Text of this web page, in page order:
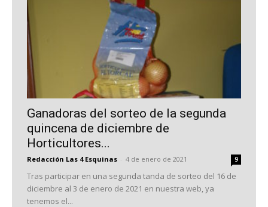
Ganadoras del sorteo de la segunda
quincena de diciembre de
Horticultores...
Redacción Las 4 Esquinas 4 de enero de 2021 9
Tras participar en una segunda tanda de sorteo del 16 de
diciembre al 3 de enero de 2021 en nuestra web, ya
tenemos el...